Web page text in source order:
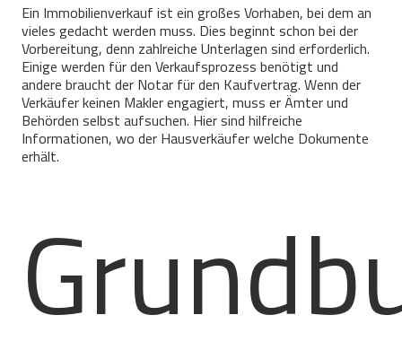
Ein Immobilienverkauf ist ein großes Vorhaben, bei dem an
vieles gedacht werden muss. Dies beginnt schon bei der
Vorbereitung, denn zahlreiche Unterlagen sind erforderlich.
Einige werden für den Verkaufsprozess benötigt und
andere braucht der Notar für den Kaufvertrag. Wenn der
Verkäufer keinen Makler engagiert, muss er Ämter und
Behörden selbst aufsuchen. Hier sind hilfreiche
Informationen, wo der Hausverkäufer welche Dokumente
erhält.